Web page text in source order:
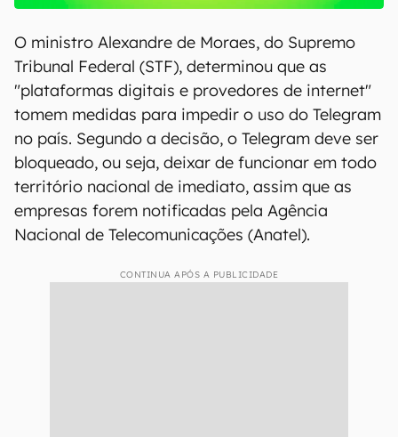
O ministro Alexandre de Moraes, do Supremo
Tribunal Federal (STF), determinou que as
"plataformas digitais e provedores de internet"
tomem medidas para impedir o uso do Telegram
no país. Segundo a decisão, o Telegram deve ser
bloqueado, ou seja, deixar de funcionar em todo
território nacional de imediato, assim que as
empresas forem notificadas pela Agência
Nacional de Telecomunicações (Anatel).
CONTINUA APÓS A PUBLICIDADE